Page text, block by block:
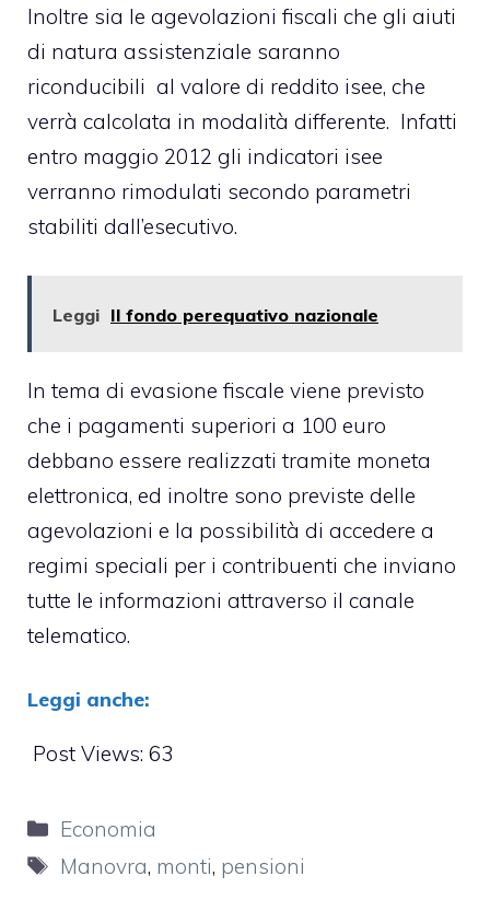
Inoltre sia le agevolazioni fiscali che gli aiuti
di natura assistenziale saranno
riconducibili al valore di reddito isee, che
verrà calcolata in modalità differente. Infatti
entro maggio 2012 gli indicatori isee
verranno rimodulati secondo parametri
stabiliti dall’esecutivo.
Leggi Il fondo perequativo nazionale
In tema di evasione fiscale viene previsto
che i pagamenti superiori a 100 euro
debbano essere realizzati tramite moneta
elettronica, ed inoltre sono previste delle
agevolazioni e la possibilità di accedere a
regimi speciali per i contribuenti che inviano
tutte le informazioni attraverso il canale
telematico.
Leggi anche:
Post Views: 63
Categorie
Economia
Tag
Manovra, monti, pensioni